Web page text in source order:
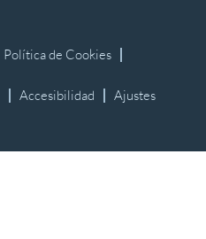
Política de Cookies
Accesibilidad Ajustes